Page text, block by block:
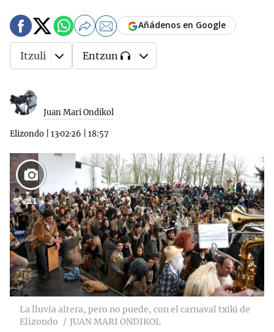
Juan Mari Ondikol
Elizondo 13·02·26 18:57
Añádenos en Google
Itzuli Entzun
21
La lluvia altera, pero no puede, con el carnaval txiki de
Elizondo
JUAN MARI ONDIKOL